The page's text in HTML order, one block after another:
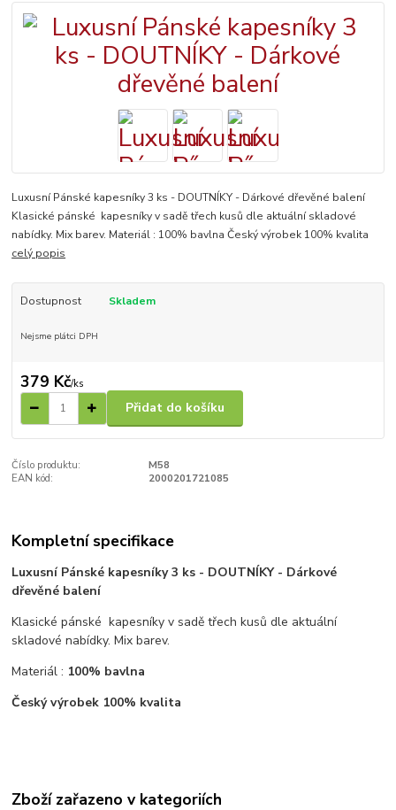
Luxusní Pánské kapesníky 3 ks - DOUTNÍKY - Dárkové dřevěné balení
Klasické pánské kapesníky v sadě třech kusů dle aktuální skladové
nabídky. Mix barev. Materiál : 100% bavlna Český výrobek 100% kvalita
celý popis
Dostupnost Skladem
Nejsme plátci DPH
379 Kč/ks
Přidat do košíku
Číslo produktu:
M58
EAN kód:
2000201721085
Kompletní specifikace
Luxusní Pánské kapesníky 3 ks - DOUTNÍKY - Dárkové
dřevěné balení
Klasické pánské kapesníky v sadě třech kusů dle aktuální
skladové nabídky. Mix barev.
Materiál : 100% bavlna
Český výrobek 100% kvalita
Zboží zařazeno v kategoriích